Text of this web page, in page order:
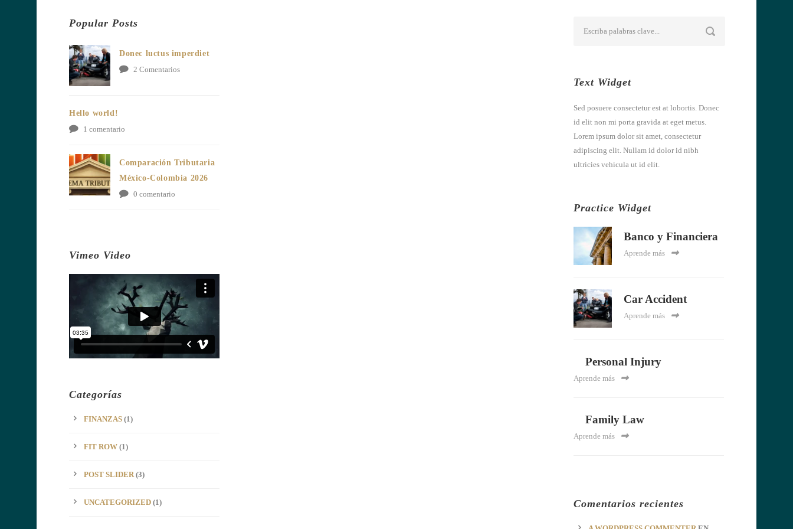
Popular Posts
Donec luctus imperdiet
2 Comentarios
Hello world!
1 comentario
Comparación Tributaria
México-Colombia 2026
0 comentario
Vimeo Video
Categorías
FINANZAS (1)
FIT ROW (1)
POST SLIDER (3)
UNCATEGORIZED (1)
Text Widget
Sed posuere consectetur est at lobortis. Donec
id elit non mi porta gravida at eget metus.
Lorem ipsum dolor sit amet, consectetur
adipiscing elit. Nullam id dolor id nibh
ultricies vehicula ut id elit.
Practice Widget
Banco y Financiera
Aprende más
Car Accident
Aprende más
Personal Injury
Aprende más
Family Law
Aprende más
Comentarios recientes